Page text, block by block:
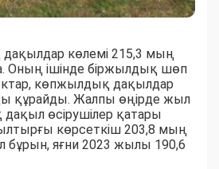
көлемі 215,3 мың
Оның ішінде біржылдық шөп
көпжылдық дақылдар
құрайды. Жалпы өңірде жыл
өсірушілер қатары
көрсеткіш 203,8 мың
бұрын, яғни 2023 жылы 190,6